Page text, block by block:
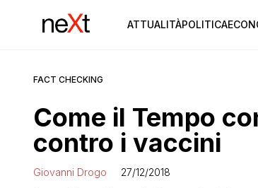
ATTUALITÀPOLITICA
FACT CHECKING
Come il Tempo
contro i vaccini
Giovanni Drogo 27/12/2018